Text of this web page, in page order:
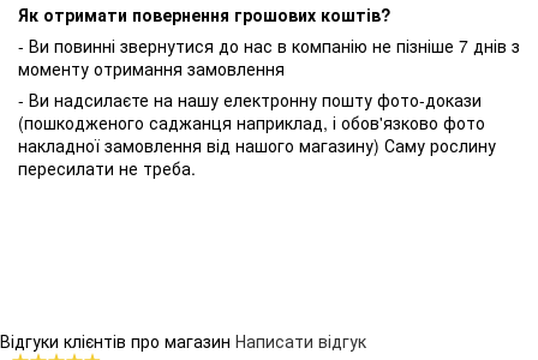
Як отримати повернення грошових коштів?
- Ви повинні звернутися до нас в компанію не пізніше 7 днів з
моменту отримання замовлення
- Ви надсилаєте на нашу електронну пошту фото-докази
(пошкодженого саджанця наприклад, і обов'язково фото
накладної замовлення від нашого магазину) Саму рослину
пересилати не треба.
Відгуки клієнтів про магазин Написати відгук